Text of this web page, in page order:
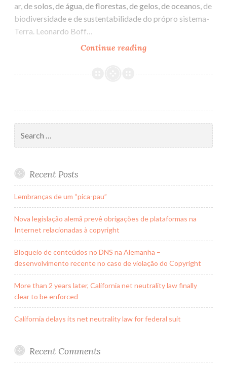
ar, de solos, de água, de florestas, de gelos, de oceanos, de
biodiversidade e de sustentabilidade do própro sistema-
Terra. Leonardo Boff…
Continue reading
da
for:
Recent Posts
Lembranças de um “pica-pau”
Nova legislação alemã prevê obrigações de plataformas na
Internet relacionadas à copyright
Bloqueio de conteúdos no DNS na Alemanha –
desenvolvimento recente no caso de violação do Copyright
More than 2 years later, California net neutrality law finally
clear to be enforced
California delays its net neutrality law for federal suit
Recent Comments